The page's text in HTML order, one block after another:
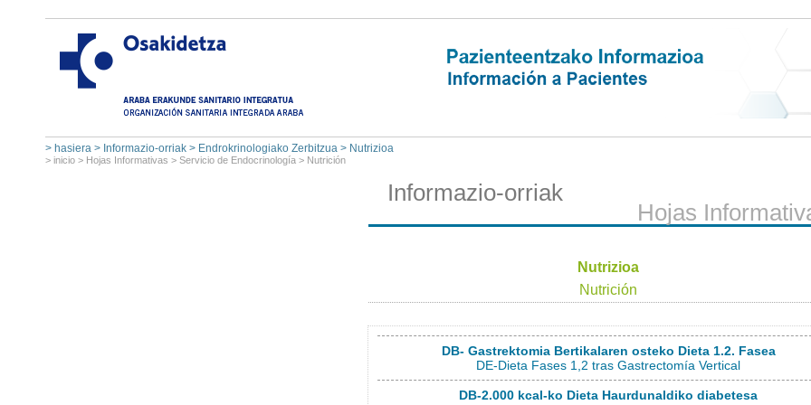
> hasiera > Informazio-orriak > Endrokrinologiako Zerbitzua > Nutrizioa
> inicio > Hojas Informativas > Servicio de Endocrinología > Nutrición
Informazio-orriak
Hojas
Nutrizioa
Nutrición
DB- Gastrektomia Bertikalaren osteko Dieta 1.2. Fasea
DE-Dieta Fases 1,2 tras Gastrectomía Vertical
DB-2.000 kcal-ko Dieta Haurdunaldiko diabetesa